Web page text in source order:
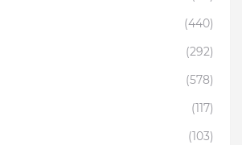
(440)
(292)
(578)
(117)
(103)